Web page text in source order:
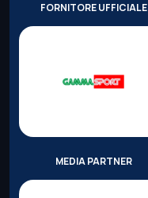
FORNITORE UFFICIALE
MEDIA PARTNER